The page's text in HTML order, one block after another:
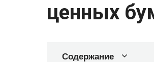
ценных
Содержание